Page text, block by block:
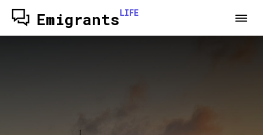
EmigrantsLIFE